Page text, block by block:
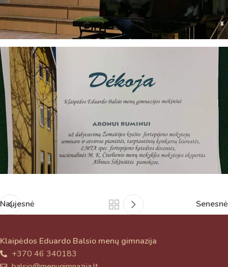
Naujesnė Senesnė
Klaipėdos Eduardo Balsio menų gimnazija
+370 46 340183